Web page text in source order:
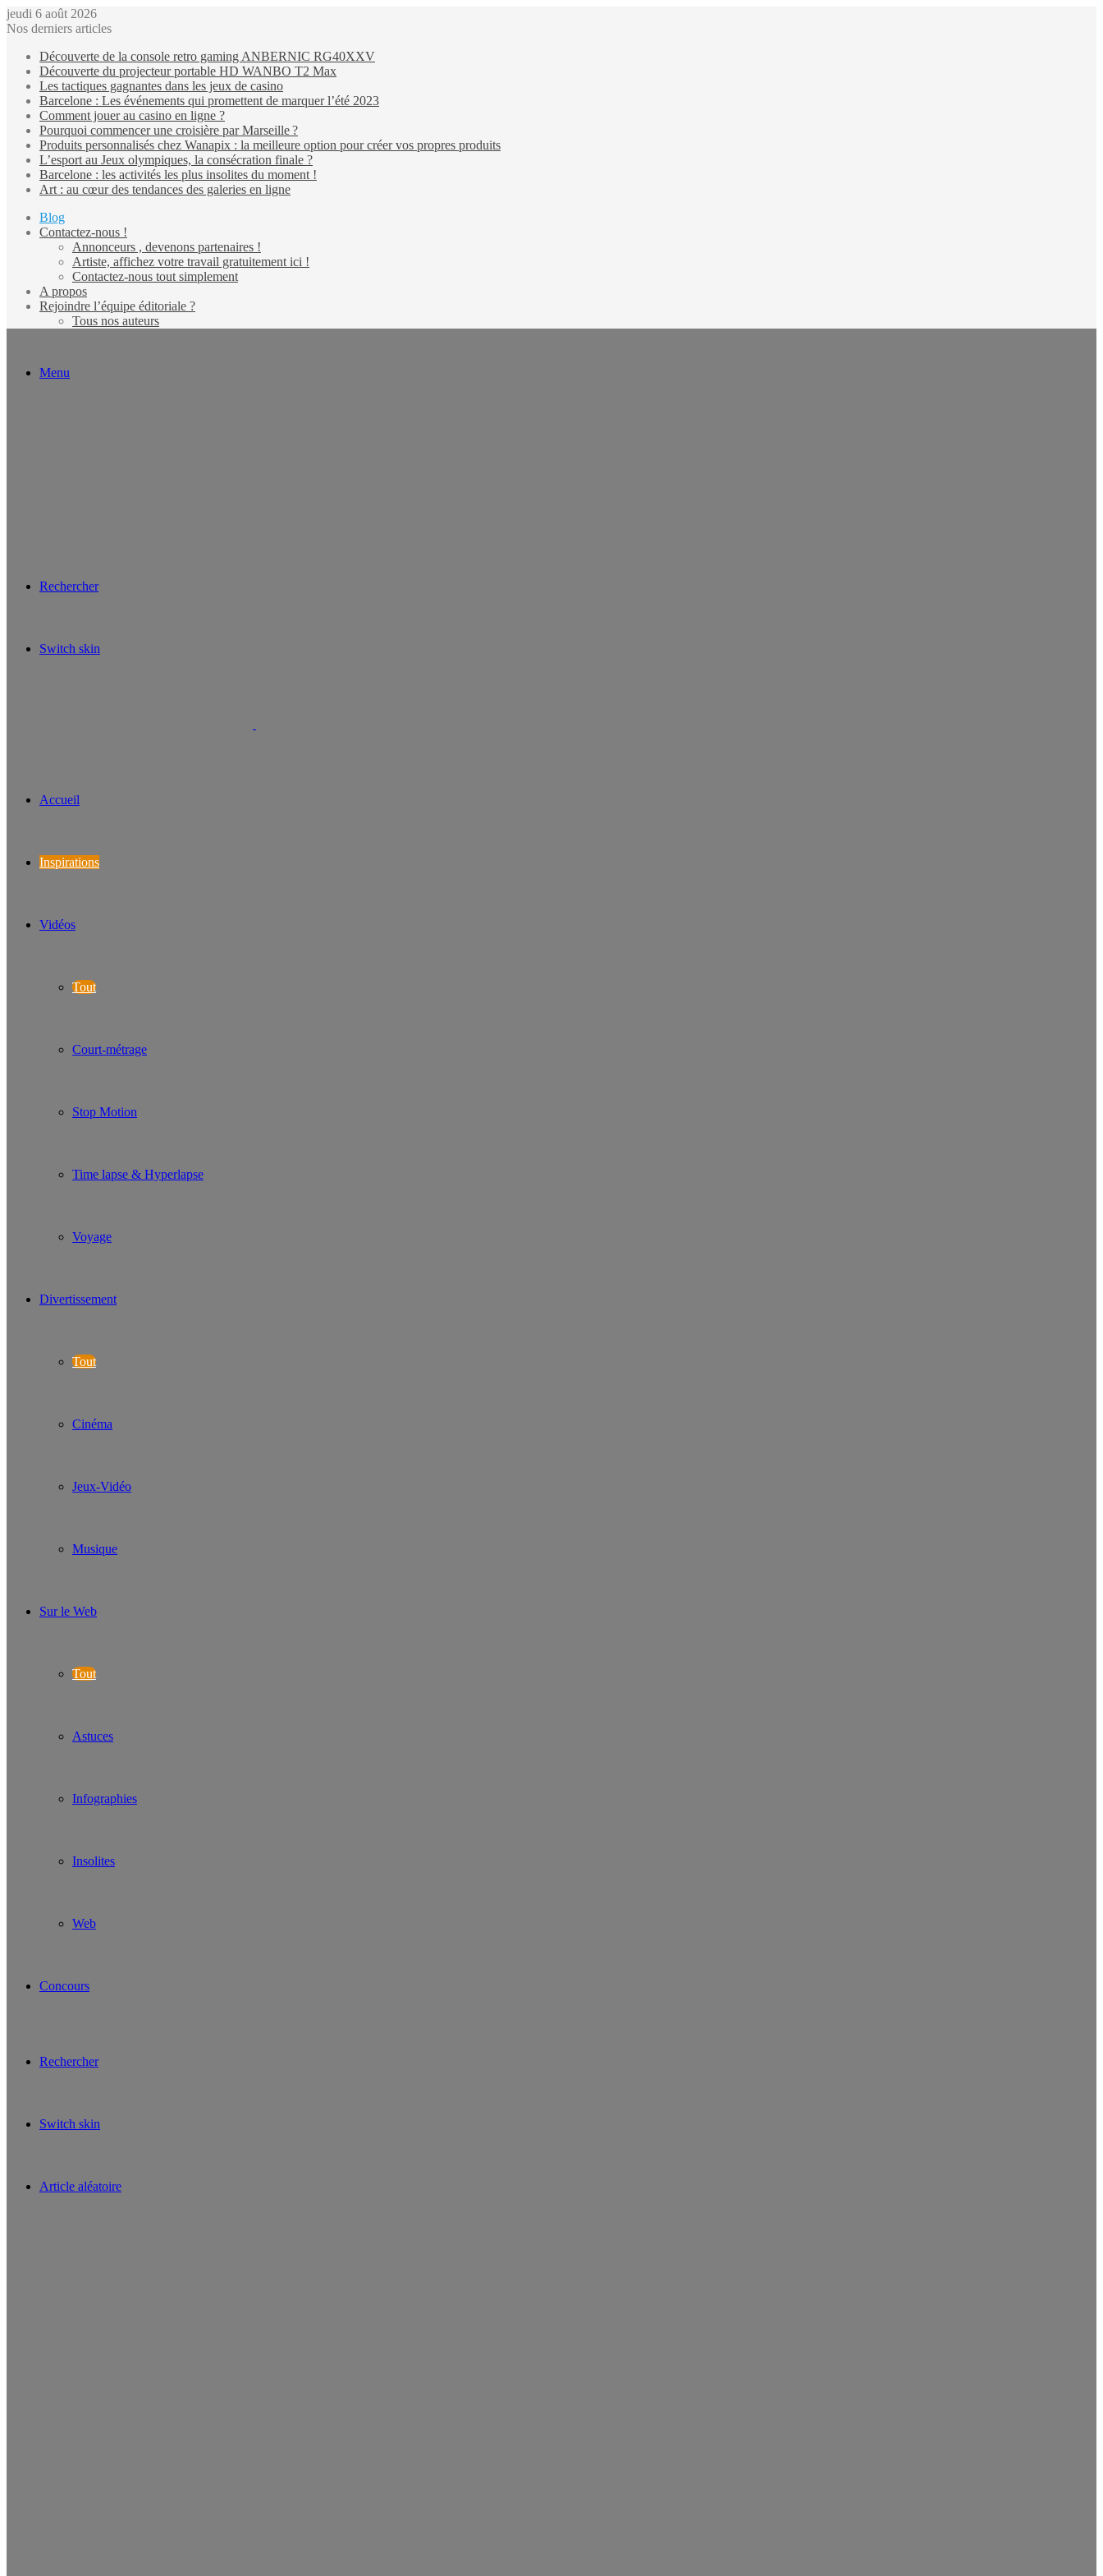
jeudi 6 août 2026
Nos derniers articles
Découverte de la console retro gaming ANBERNIC RG40XXV
Découverte du projecteur portable HD WANBO T2 Max
Les tactiques gagnantes dans les jeux de casino
Barcelone : Les événements qui promettent de marquer l’été 2023
Comment jouer au casino en ligne ?
Pourquoi commencer une croisière par Marseille ?
Produits personnalisés chez Wanapix : la meilleure option pour créer vos propres produits
L’esport au Jeux olympiques, la consécration finale ?
Barcelone : les activités les plus insolites du moment !
Art : au cœur des tendances des galeries en ligne
Blog
Contactez-nous !
Annonceurs , devenons partenaires !
Artiste, affichez votre travail gratuitement ici !
Contactez-nous tout simplement
A propos
Rejoindre l’équipe éditoriale ?
Tous nos auteurs
Menu
Rechercher
Switch skin
Accueil
Inspirations
Vidéos
Tout
Court-métrage
Stop Motion
Time lapse & Hyperlapse
Voyage
Divertissement
Tout
Cinéma
Jeux-Vidéo
Musique
Sur le Web
Tout
Astuces
Infographies
Insolites
Web
Concours
Rechercher
Switch skin
Article aléatoire